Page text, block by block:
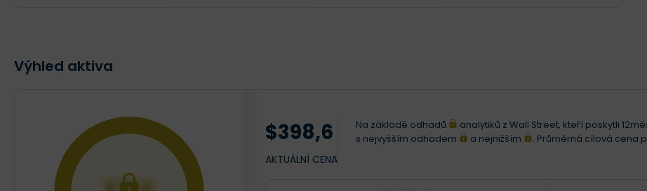
Výhled aktiva
$398,6
AKTUÁLNÍ CENA
Na základě odhadů analytiků z Wall Street, kteří poskytli
s nejvyšším odhadem
a nejnižším . Průměrná cílová cena